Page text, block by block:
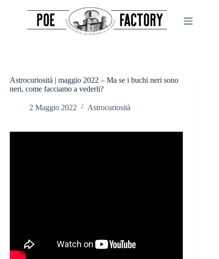
Astrocuriosità | maggio 2022 – Ma se i buchi neri sono
neri, come facciamo a vederli?
2 Maggio 2022 Astrocuriosità